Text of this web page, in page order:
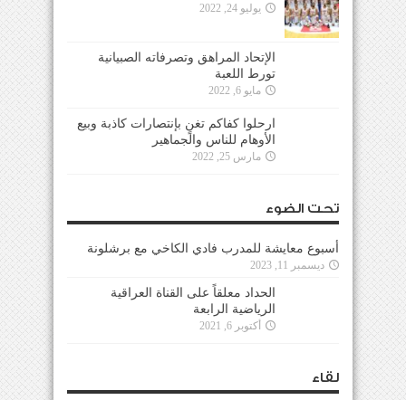
يوليو 24, 2022
الإتحاد المراهق وتصرفاته الصبيانية
تورط اللعبة
مايو 6, 2022
ارحلوا كفاكم تغنٍ بإنتصارات كاذبة وبيع
الأوهام للناس والجماهير
مارس 25, 2022
تحت الضوء
أسبوع معايشة للمدرب فادي الكاخي مع برشلونة
ديسمبر 11, 2023
الحداد معلقاً على القناة العراقية
الرياضية الرابعة
أكتوبر 6, 2021
لقاء